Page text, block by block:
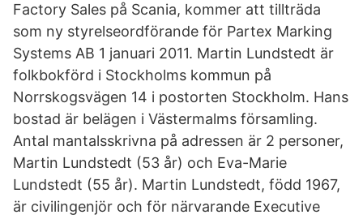
Factory Sales på Scania, kommer att tillträda
som ny styrelseordförande för Partex Marking
Systems AB 1 januari 2011. Martin Lundstedt är
folkbokförd i Stockholms kommun på
Norrskogsvägen 14 i postorten Stockholm. Hans
bostad är belägen i Västermalms församling.
Antal mantalsskrivna på adressen är 2 personer,
Martin Lundstedt (53 år) och Eva-Marie
Lundstedt (55 år). Martin Lundstedt, född 1967,
är civilingenjör och för närvarande Executive